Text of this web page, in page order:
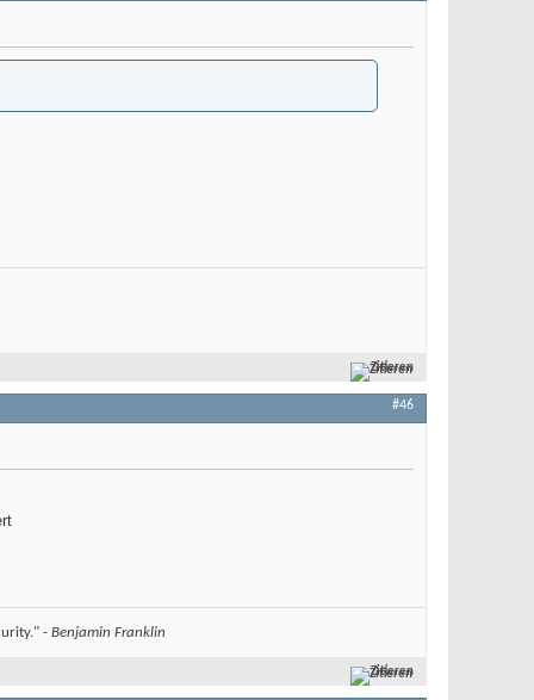
Zitieren
#46
- Benjamin Franklin
Zitieren